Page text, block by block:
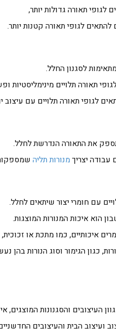
לגופי תאורה גדולות יותר,
לגופי תאורה קטנות יותר.
לסגנון החלל.
תאורה תלויים מינימליסטיות
לגופי תאורה תלויים עם עיצוב
את התאורה הנדרשת לחלל.
יצריךמנורות תליה
עם חומרי יצור שיתאים לחלל.
הוא איכות המנורות המוצגות.
איכותיים, כמו מתכת או
כגון הגימור וסוג הנורות בהן
העיצובים והסגנונות המוצגים,
ועיצוב הבית והעיצובים החדשניים